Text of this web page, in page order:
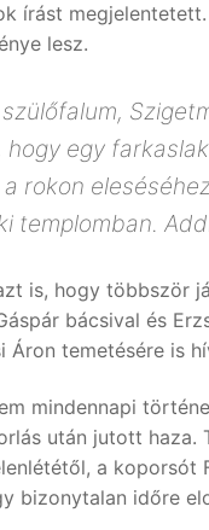
írást
lesz.
egy
rokon
templomban.
is, hogy többször
bácsival és
Áron temetésére is
mindennapi
után jutott
a koporsót
bizonytalan időre